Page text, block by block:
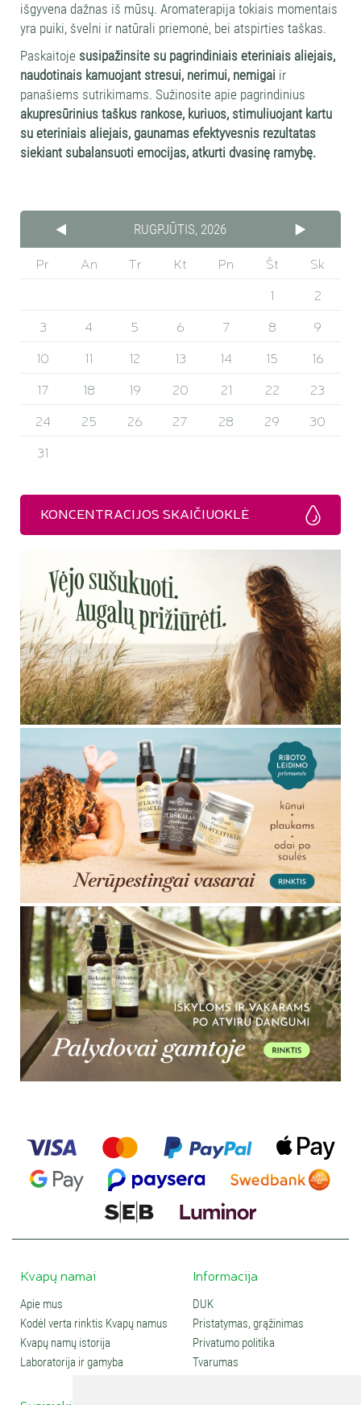
išgyvena dažnas iš mūsų. Aromaterapija tokiais momentais
yra puiki, švelni ir natūrali priemonė, bei atspirties taškas.
Paskaitoje susipažinsite su pagrindiniais eteriniais aliejais,
naudotinais kamuojant stresui, nerimui, nemigai ir
panašiems sutrikimams. Sužinosite apie pagrindinius
akupresūrinius taškus rankose, kuriuos, stimuliuojant kartu
su eteriniais aliejais, gaunamas efektyvesnis rezultatas
siekiant subalansuoti emocijas, atkurti dvasinę ramybę.
RUGPJŪTIS, 2026
Pr An Tr Kt Pn Št
Sk
1
2
3
4 5 6 7 8
9
10
11 12 13 14 15
16
17
18 19 20 21 22
23
24
25 26 27 28 29
30
31
KONCENTRACIJOS SKAIČIUOKLĖ
Kvapų namai
Apie mus
Kodėl verta rinktis Kvapų namus
Kvapų namų istorija
Laboratorija ir gamyba
Informacija
DUK
Pristatymas, grąžinimas
Privatumo politika
Tvarumas